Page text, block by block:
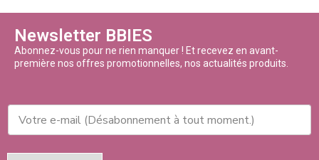
Newsletter BBIES
Abonnez-vous pour ne rien manquer ! Et recevez en avant-
première nos offres promotionnelles, nos actualités produits.